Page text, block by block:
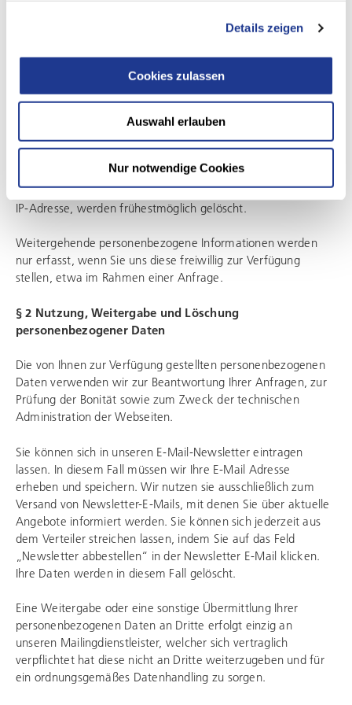
Details zeigen
Cookies zulassen
Auswahl erlauben
Nur notwendige Cookies
Ihre Anschrift, Ihre Telefonnummer, sowie Ihre IP-Adresse.
Bei der Nutzung unserer Webseiten werden die folgenden
internen systembezogenen und statistischen Zwecken dient:
Namen der aufgerufenen Seiten, des verwendeten Browsers,
des Betriebssystems und der anfragenden Domain, Datum
und Uhrzeit des Zugangs, verwendete Suchmaschinen,
Namen heruntergeladener Dateien und Ihre IP-Adresse.
Sämtliche Daten über die Nutzung, insbesondere auch Ihre
IP-Adresse, werden frühestmöglich gelöscht.
Weitergehende personenbezogene Informationen werden
nur erfasst, wenn Sie uns diese freiwillig zur Verfügung
stellen, etwa im Rahmen einer Anfrage.
§ 2 Nutzung, Weitergabe und Löschung
personenbezogener Daten
Die von Ihnen zur Verfügung gestellten personenbezogenen
Daten verwenden wir zur Beantwortung Ihrer Anfragen, zur
Prüfung der Bonität sowie zum Zweck der technischen
Administration der Webseiten.
Sie können sich in unseren E-Mail-Newsletter eintragen
lassen. In diesem Fall müssen wir Ihre E-Mail Adresse
erheben und speichern. Wir nutzen sie ausschließlich zum
Versand von Newsletter-E-Mails, mit denen Sie über aktuelle
Angebote informiert werden. Sie können sich jederzeit aus
dem Verteiler streichen lassen, indem Sie auf das Feld
„Newsletter abbestellen“ in der Newsletter E-Mail klicken.
Ihre Daten werden in diesem Fall gelöscht.
Eine Weitergabe oder eine sonstige Übermittlung Ihrer
personenbezogenen Daten an Dritte erfolgt einzig an
unseren Mailingdienstleister, welcher sich vertraglich
verpflichtet hat diese nicht an Dritte weiterzugeben und für
ein ordnungsgemäßes Datenhandling zu sorgen.